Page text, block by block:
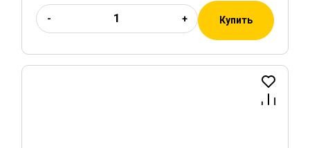
- + Купить